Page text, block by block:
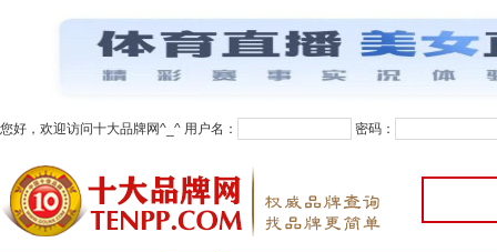
您好，欢迎访问十大品牌网^_^ 用户名： 密码：